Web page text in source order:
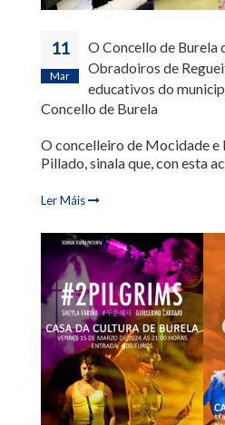
11
Mar
O Concello de Burela
Obradoiros de
educativos do
Concello de Burela
O concelleiro de Mocidade e
Pillado, sinala que, con esta
Ler Máis